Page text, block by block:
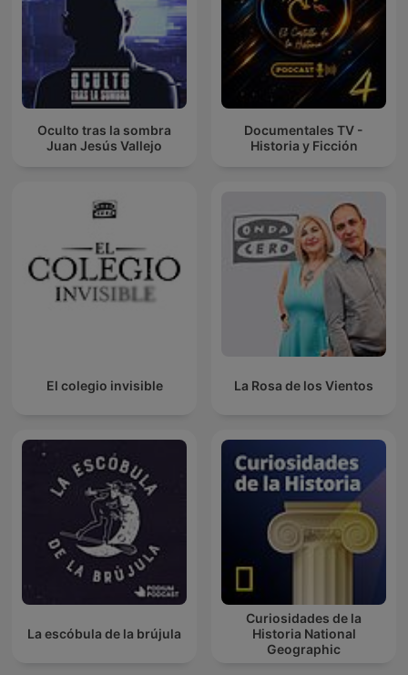
Oculto tras la sombra
Juan Jesús Vallejo
Documentales TV -
Historia y Ficción
El colegio invisible La Rosa de los Vientos
La escóbula de la brújula
Curiosidades de la
Historia National
Geographic